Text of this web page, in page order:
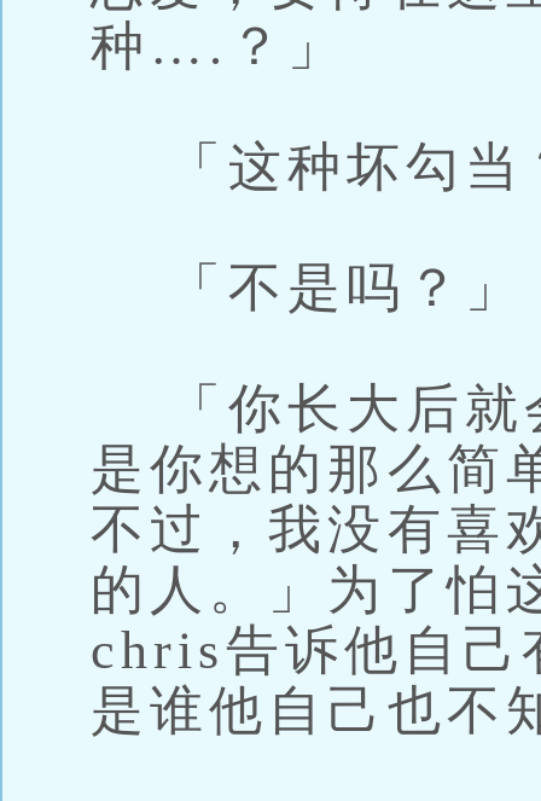
种….？」
「这种坏勾当
「不是吗？」
「你长大后就
是你想的那么简
不过，我没有喜
的人。」为了怕
chris告诉他自己
是谁他自己也不